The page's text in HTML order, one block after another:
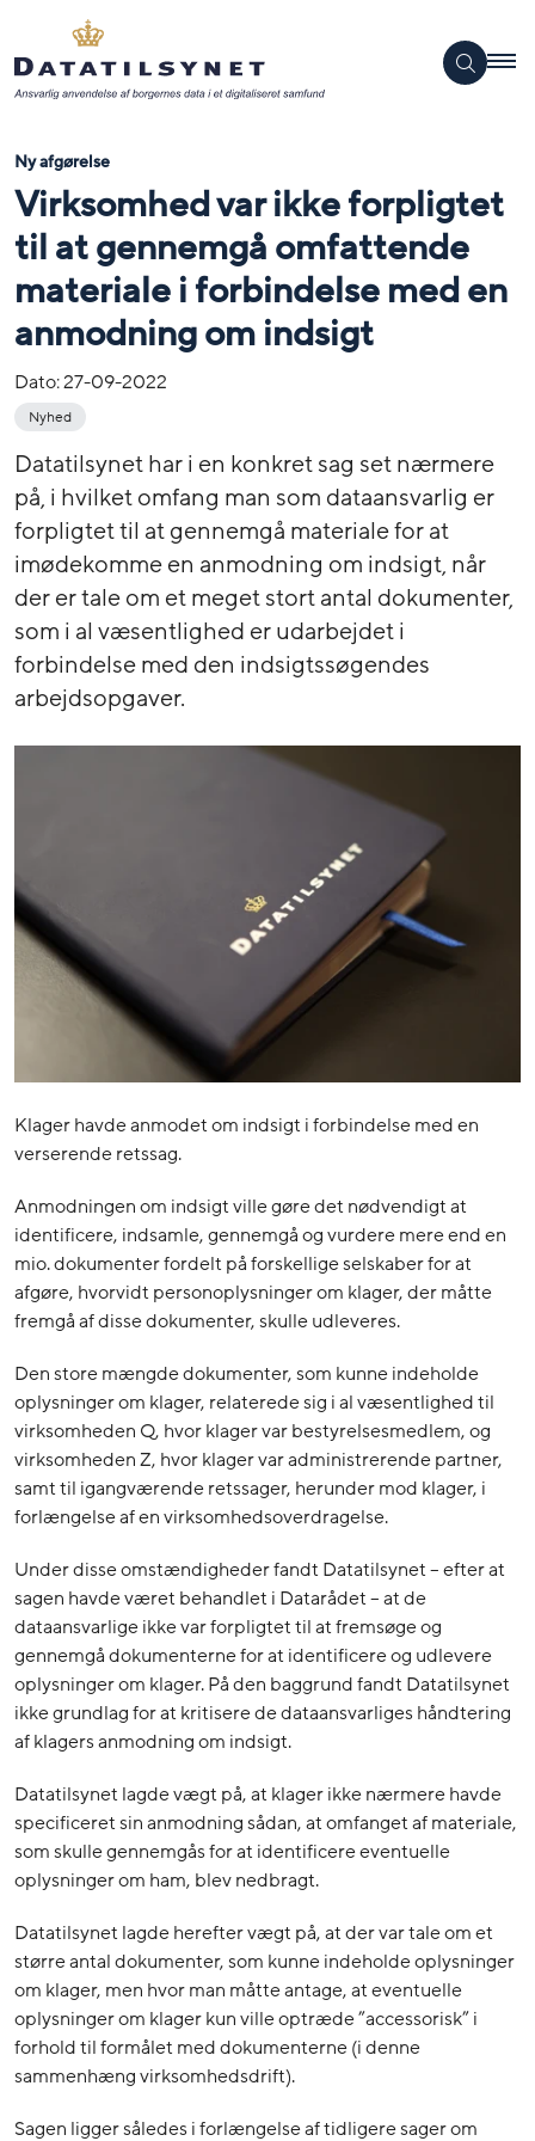
Ny afgørelse
Virksomhed var ikke forpligtet
til at gennemgå omfattende
materiale i forbindelse med en
anmodning om indsigt
Dato:27-09-2022
Nyhed
Datatilsynet har i en konkret sag set nærmere
på, i hvilket omfang man som dataansvarlig er
forpligtet til at gennemgå materiale for at
imødekomme en anmodning om indsigt, når
der er tale om et meget stort antal dokumenter,
som i al væsentlighed er udarbejdet i
forbindelse med den indsigtssøgendes
arbejdsopgaver.
Klager havde anmodet om indsigt i forbindelse med en
verserende retssag.
Anmodningen om indsigt ville gøre det nødvendigt at
identificere, indsamle, gennemgå og vurdere mere end en
mio. dokumenter fordelt på forskellige selskaber for at
afgøre, hvorvidt personoplysninger om klager, der måtte
fremgå af disse dokumenter, skulle udleveres.
Den store mængde dokumenter, som kunne indeholde
oplysninger om klager, relaterede sig i al væsentlighed til
virksomheden Q, hvor klager var bestyrelsesmedlem, og
virksomheden Z, hvor klager var administrerende partner,
samt til igangværende retssager, herunder mod klager, i
forlængelse af en virksomhedsoverdragelse.
Under disse omstændigheder fandt Datatilsynet – efter at
sagen havde været behandlet i Datarådet – at de
dataansvarlige ikke var forpligtet til at fremsøge og
gennemgå dokumenterne for at identificere og udlevere
oplysninger om klager. På den baggrund fandt Datatilsynet
ikke grundlag for at kritisere de dataansvarliges håndtering
af klagers anmodning om indsigt.
Datatilsynet lagde vægt på, at klager ikke nærmere havde
specificeret sin anmodning sådan, at omfanget af materiale,
som skulle gennemgås for at identificere eventuelle
oplysninger om ham, blev nedbragt.
Datatilsynet lagde herefter vægt på, at der var tale om et
større antal dokumenter, som kunne indeholde oplysninger
om klager, men hvor man måtte antage, at eventuelle
oplysninger om klager kun ville optræde ”accessorisk” i
forhold til formålet med dokumenterne (i denne
sammenhæng virksomhedsdrift).
Sagen ligger således i forlængelse af tidligere sager om